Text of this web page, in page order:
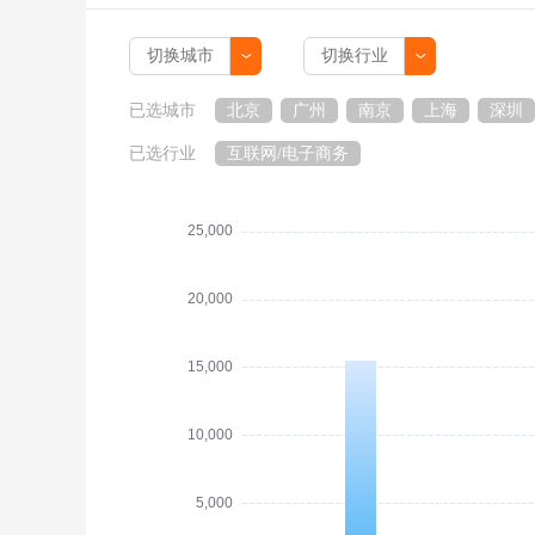
已选城市 北京 广州 南京 上海 深圳
已选行业 互联网/电子商务